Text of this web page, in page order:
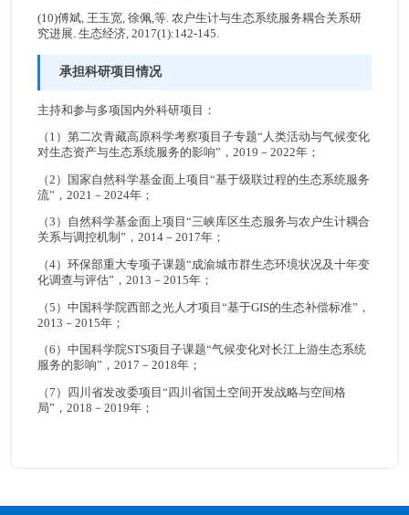
(10)傅斌, 王玉宽, 徐佩,等. 农户生计与生态系统服务耦合关系研
究进展. 生态经济, 2017(1):142-145.
承担科研项目情况
主持和参与多项国内外科研项目：
（1）第二次青藏高原科学考察项目子专题“人类活动与气候变化
对生态资产与生态系统服务的影响”，2019－2022年；
（2）国家自然科学基金面上项目“基于级联过程的生态系统服务
流”，2021－2024年；
（3）自然科学基金面上项目“三峡库区生态服务与农户生计耦合
关系与调控机制”，2014－2017年；
（4）环保部重大专项子课题“成渝城市群生态环境状况及十年变
化调查与评估”，2013－2015年；
（5）中国科学院西部之光人才项目“基于GIS的生态补偿标准”，
2013－2015年；
（6）中国科学院STS项目子课题“气候变化对长江上游生态系统
服务的影响”，2017－2018年；
（7）四川省发改委项目“四川省国土空间开发战略与空间格
局”，2018－2019年；